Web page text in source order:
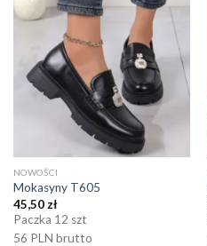
NOWOŚCI
Mokasyny T605
45,50 zł
Paczka 12 szt
56 PLN brutto